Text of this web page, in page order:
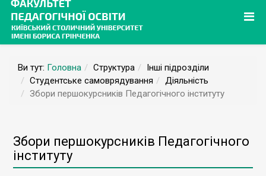
Ви тут: Головна Структура
Інші підрозділи
Студентське самоврядування
Діяльність
Збори першокурсників Педагогічного інституту
Збори першокурсників Педагогічного
інституту